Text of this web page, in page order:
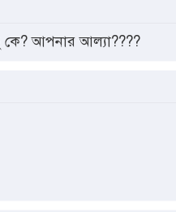
কে? আপনার আল্যা????